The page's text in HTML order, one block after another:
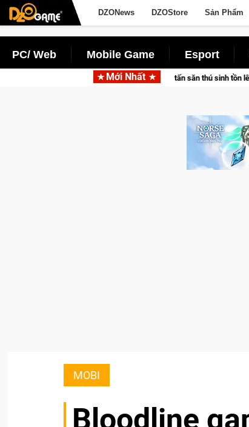
DZONews DZOStore Sản Phẩm
PC/ Web Mobile Game Esport
Mới Nhất
đưa bom tấn săn thú sinh tồn lên di động với tên gọi Palworld Online
MOBI
Bloodline